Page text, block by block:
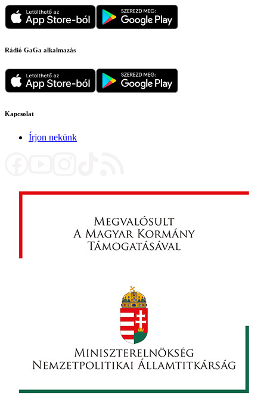
Rádió GaGa alkalmazás
Kapcsolat
Írjon nekünk